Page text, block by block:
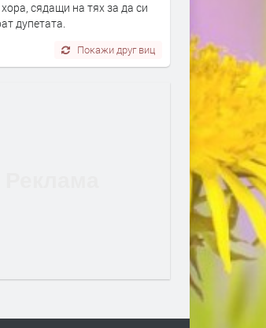
сядащи на тях за да си
дупетата.
Покажи друг виц